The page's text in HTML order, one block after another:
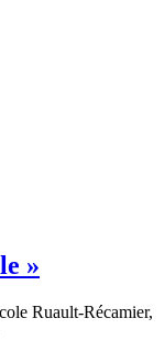
»
Ruault-Récamier,